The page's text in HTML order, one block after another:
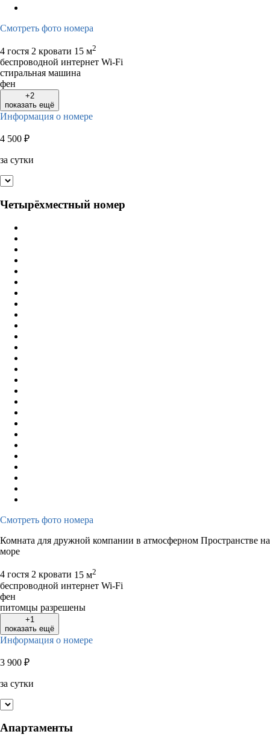
Смотреть фото номера
4 гостя 2 кровати 15 м2
беспроводной интернет Wi-Fi
стиральная машина
фен
+2
показать ещё
Информация о номере
4 500 ₽
за сутки
Четырёхместный номер
Смотреть фото номера
Комната для дружной компании в атмосферном Пространстве на
море
4 гостя 2 кровати 15 м2
беспроводной интернет Wi-Fi
фен
питомцы разрешены
+1
показать ещё
Информация о номере
3 900 ₽
за сутки
Апартаменты